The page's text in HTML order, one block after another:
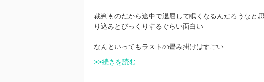
裁判ものだから途中で退屈して眠くなるんだろうなと
り込みとびっくりするぐらい面白い
なんといってもラストの畳み掛けはすごい…
>>続きを読む